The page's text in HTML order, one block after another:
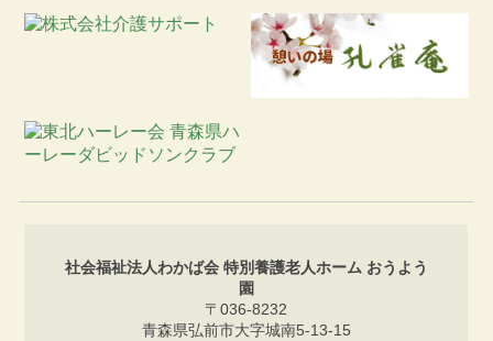
社会福祉法人わかば会 特別養護老人ホーム おうよう
園
〒036-8232
青森県弘前市大字城南5-13-15